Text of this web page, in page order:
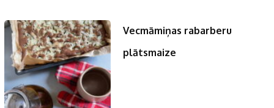
Vecmāmiņas rabarberu
plātsmaize